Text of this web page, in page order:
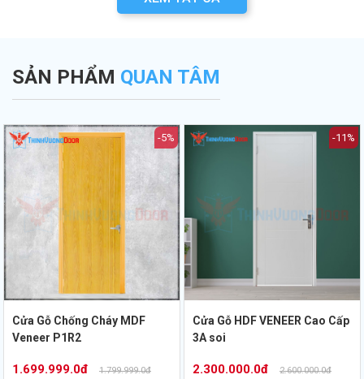
SẢN PHẨM QUAN TÂM
-5%
Cửa Gỗ Chống Cháy MDF
Veneer P1R2
1.699.999.0đ 1.799.999.0đ
-11%
Cửa Gỗ HDF VENEER Cao Cấp
3A soi
2.300.000.0đ 2.600.000.0đ